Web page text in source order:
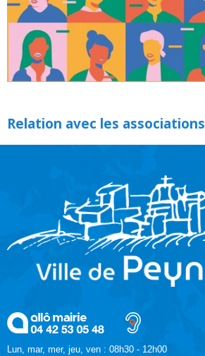
Relation avec les associations
Lun, mar, mer, jeu, ven : 08h30 - 12h00